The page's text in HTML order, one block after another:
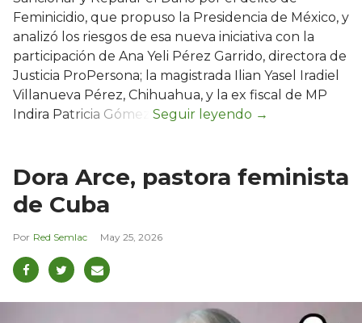
Feminicidio, que propuso la Presidencia de México, y
analizó los riesgos de esa nueva iniciativa con la
participación de Ana Yeli Pérez Garrido, directora de
Justicia ProPersona; la magistrada Ilian Yasel Iradiel
Villanueva Pérez, Chihuahua, y la ex fiscal de MP
Indira Patricia Gómez.
Dora Arce, pastora feminista
de Cuba
Red Semlac May 25, 2026